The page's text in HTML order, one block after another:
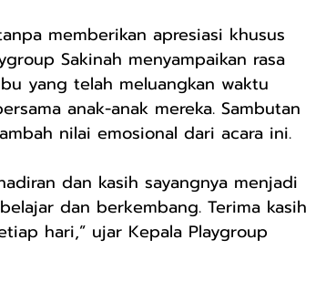
memberikan apresiasi khusus
Sakinah menyampaikan rasa
yang telah meluangkan waktu
anak-anak mereka. Sambutan
nilai emosional dari acara ini.
dan kasih sayangnya menjadi
dan berkembang. Terima kasih
hari,” ujar Kepala Playgroup